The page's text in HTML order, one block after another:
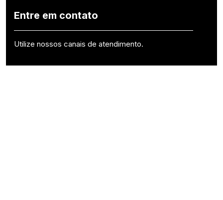
Entre em contato
Utilize nossos canais de atendimento.